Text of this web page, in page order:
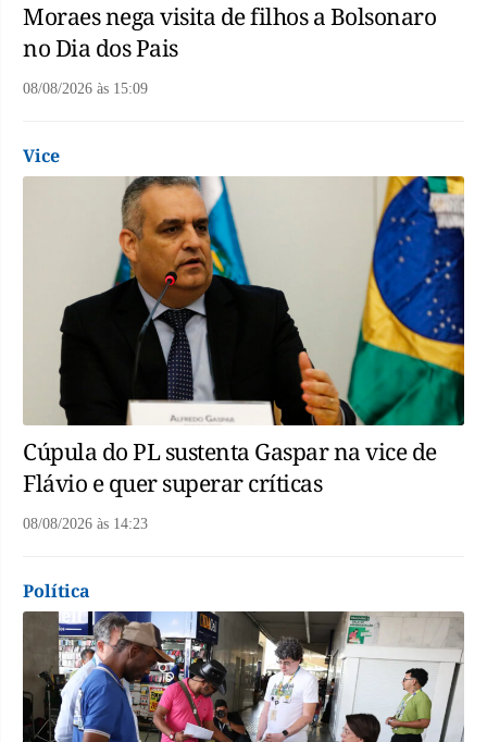
Moraes nega visita de filhos a Bolsonaro
no Dia dos Pais
08/08/2026 às 15:09
Vice
Cúpula do PL sustenta Gaspar na vice de
Flávio e quer superar críticas
08/08/2026 às 14:23
Política